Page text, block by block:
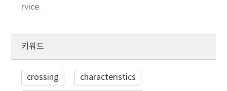
rvice.
키워드
crossing characteristics